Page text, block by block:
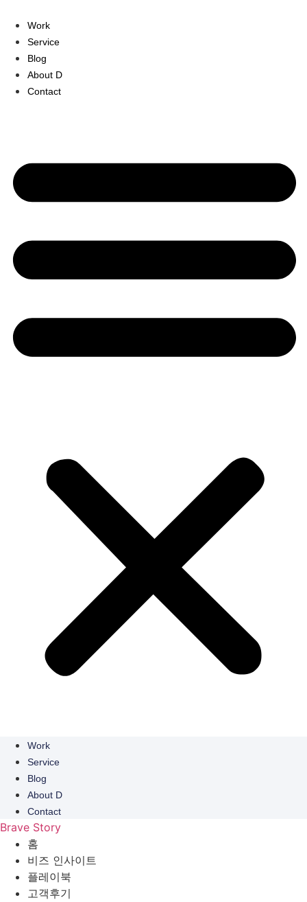
Work
Service
Blog
About D
Contact
Work
Service
Blog
About D
Contact
Brave Story
홈
비즈 인사이트
플레이북
고객후기